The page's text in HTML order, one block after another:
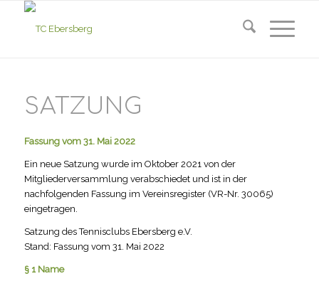
SATZUNG
Fassung vom 31. Mai 2022
Ein neue Satzung wurde im Oktober 2021 von der
Mitgliederversammlung verabschiedet und ist in der
nachfolgenden Fassung im Vereinsregister (VR-Nr. 30065)
eingetragen.
Satzung des Tennisclubs Ebersberg e.V.
Stand: Fassung vom 31. Mai 2022
§ 1 Name